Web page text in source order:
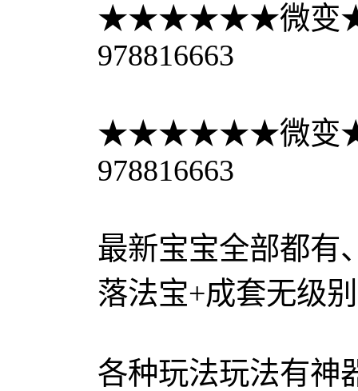
★★★★★★微变
978816663
★★★★★★微变
978816663
最新宝宝全部都有
落法宝+成套无级
各种玩法玩法有神